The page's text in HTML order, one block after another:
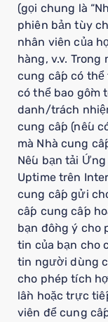
(gọi chung là
phiên bản tùy
nhân viên của
hàng, v.v.
cung cấp có
có thể bao gồm
danh/trách
cung cấp (nếu
mà Nhà cung
Nếu bạn tải
Uptime trên
cung cấp gửi
cấp cung cấp
bạn đồng ý cho
tin của bạn cho
tin người dùng
cho phép tích
lần hoặc trực
viên để cung